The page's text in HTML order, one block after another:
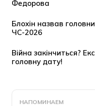
НАПОМИНАЕМ